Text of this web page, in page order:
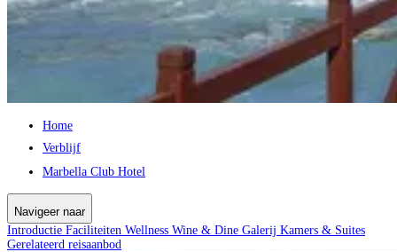
Home
Verblijf
Marbella Club Hotel
Navigeer naar
Introductie Faciliteiten Wellness Wine & Dine Galerij Kamers & Suites
Gerelateerd reisaanbod